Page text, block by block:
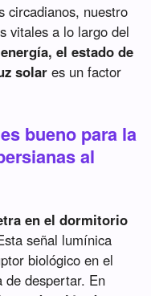
circadianos, nuestro
vitales a lo largo del
el estado de
solar es un factor
bueno para la
al
en el dormitorio
señal lumínica
biológico en el
de despertar. En